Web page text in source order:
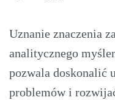
Uznanie znaczenia
analitycznego
pozwala doskonalić
problemów i